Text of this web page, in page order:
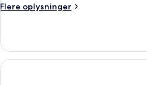
Flere oplysninger
Flere
King
Room
Second